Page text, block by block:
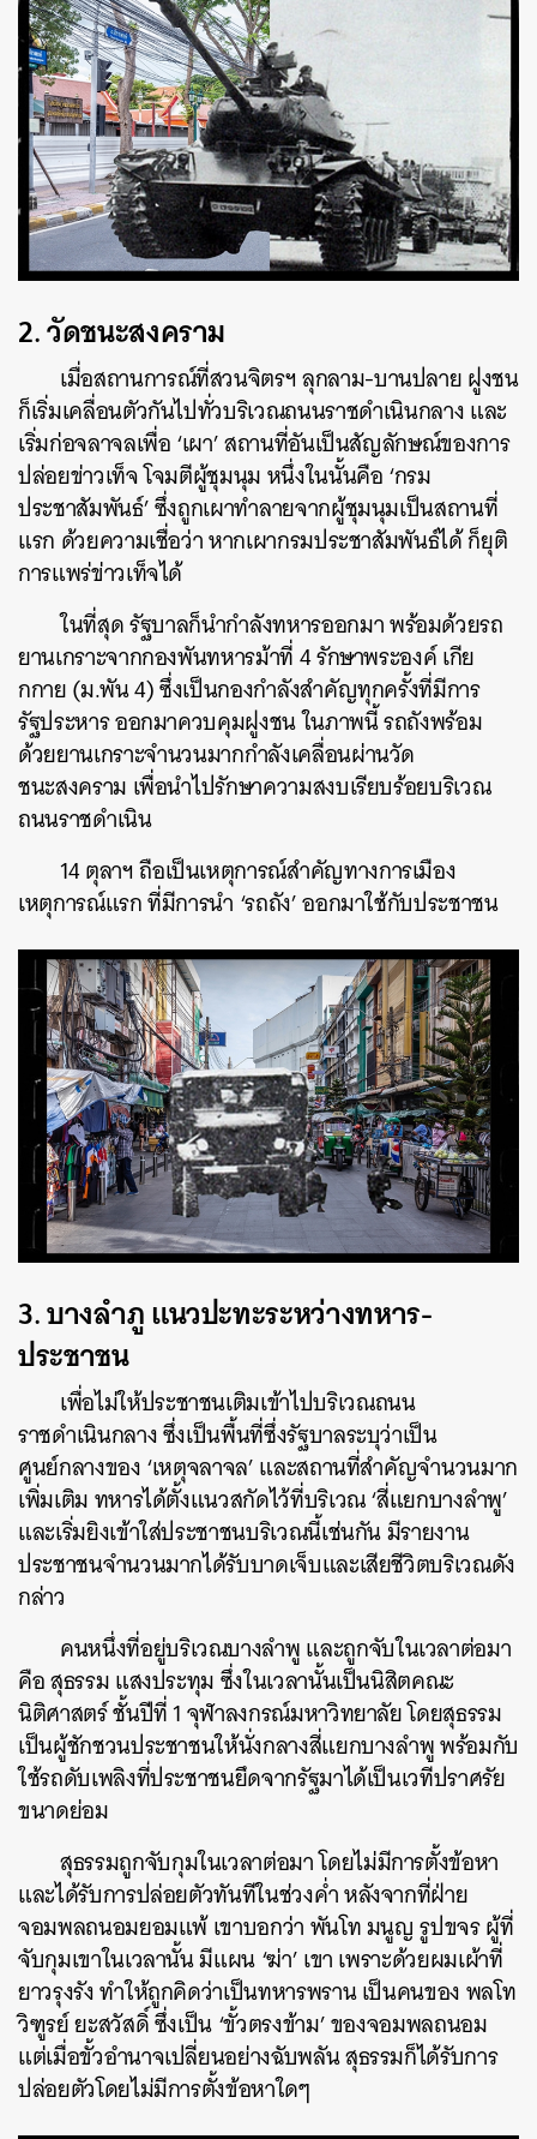
2. วัดชนะสงคราม
เมื่อสถานการณ์ที่สวนจิตรฯ ลุกลาม-บานปลาย ฝูงชน
ก็เริ่มเคลื่อนตัวกันไปทั่วบริเวณถนนราชดำเนินกลาง และ
เริ่มก่อจลาจลเพื่อ ‘เผา’ สถานที่อันเป็นสัญลักษณ์ของการ
ปล่อยข่าวเท็จ โจมตีผู้ชุมนุม หนึ่งในนั้นคือ ‘กรม
ประชาสัมพันธ์’ ซึ่งถูกเผาทำลายจากผู้ชุมนุมเป็นสถานที่
แรก ด้วยความเชื่อว่า หากเผากรมประชาสัมพันธ์ได้ ก็ยุติ
การแพร่ข่าวเท็จได้
ในที่สุด รัฐบาลก็นำกำลังทหารออกมา พร้อมด้วยรถ
ยานเกราะจากกองพันทหารม้าที่ 4 รักษาพระองค์ เกีย
กกาย (ม.พัน 4) ซึ่งเป็นกองกำลังสำคัญทุกครั้งที่มีการ
รัฐประหาร ออกมาควบคุมฝูงชน ในภาพนี้ รถถังพร้อม
ด้วยยานเกราะจำนวนมากกำลังเคลื่อนผ่านวัด
ชนะสงคราม เพื่อนำไปรักษาความสงบเรียบร้อยบริเวณ
ถนนราชดำเนิน
14 ตุลาฯ ถือเป็นเหตุการณ์สำคัญทางการเมือง
เหตุการณ์แรก ที่มีการนำ ‘รถถัง’ ออกมาใช้กับประชาชน
3. บางลำภู แนวปะทะระหว่างทหาร-
ประชาชน
เพื่อไม่ให้ประชาชนเติมเข้าไปบริเวณถนน
ราชดำเนินกลาง ซึ่งเป็นพื้นที่ซึ่งรัฐบาลระบุว่าเป็น
ศูนย์กลางของ ‘เหตุจลาจล’ และสถานที่สำคัญจำนวนมาก
เพิ่มเติม ทหารได้ตั้งแนวสกัดไว้ที่บริเวณ ‘สี่แยกบางลำพู’
และเริ่มยิงเข้าใส่ประชาชนบริเวณนี้เช่นกัน มีรายงาน
ประชาชนจำนวนมากได้รับบาดเจ็บและเสียชีวิตบริเวณดัง
กล่าว
คนหนึ่งที่อยู่บริเวณบางลำพู และถูกจับในเวลาต่อมา
คือ สุธรรม แสงประทุม ซึ่งในเวลานั้นเป็นนิสิตคณะ
นิติศาสตร์ ชั้นปีที่ 1 จุฬาลงกรณ์มหาวิทยาลัย โดยสุธรรม
เป็นผู้ชักชวนประชาชนให้นั่งกลางสี่แยกบางลำพู พร้อมกับ
ใช้รถดับเพลิงที่ประชาชนยึดจากรัฐมาได้เป็นเวทีปราศรัย
ขนาดย่อม
สุธรรมถูกจับกุมในเวลาต่อมา โดยไม่มีการตั้งข้อหา
และได้รับการปล่อยตัวทันทีในช่วงค่ำ หลังจากที่ฝ่าย
จอมพลถนอมยอมแพ้ เขาบอกว่า พันโท มนูญ รูปขจร ผู้ที่
จับกุมเขาในเวลานั้น มีแผน ‘ฆ่า’ เขา เพราะด้วยผมเผ้าที่
ยาวรุงรัง ทำให้ถูกคิดว่าเป็นทหารพราน เป็นคนของ พลโท
วิฑูรย์ ยะสวัสดิ์ ซึ่งเป็น ‘ขั้วตรงข้าม’ ของจอมพลถนอม
แต่เมื่อขั้วอำนาจเปลี่ยนอย่างฉับพลัน สุธรรมก็ได้รับการ
ปล่อยตัวโดยไม่มีการตั้งข้อหาใดๆ